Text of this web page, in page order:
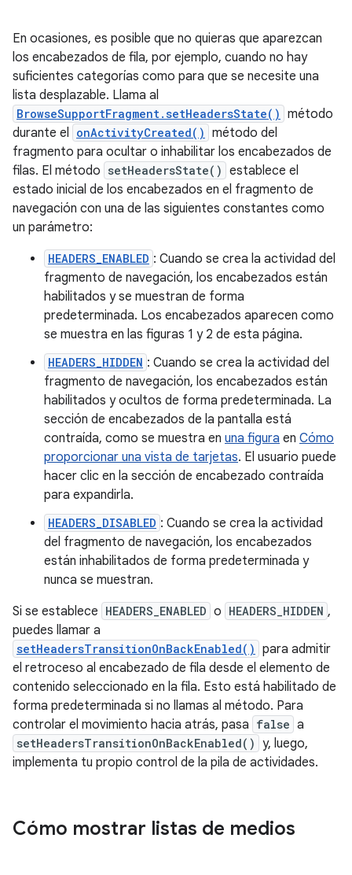
En ocasiones, es posible que no quieras que aparezcan
los encabezados de fila, por ejemplo, cuando no hay
suficientes categorías como para que se necesite una
lista desplazable. Llama al
BrowseSupportFragment.setHeadersState() método
durante el
onActivityCreated() método del
fragmento para ocultar o inhabilitar los encabezados de
filas. El método setHeadersState() establece el
estado inicial de los encabezados en el fragmento de
navegación con una de las siguientes constantes como
un parámetro:
HEADERS_ENABLED : Cuando se crea la actividad del
fragmento de navegación, los encabezados están
habilitados y se muestran de forma
predeterminada. Los encabezados aparecen como
se muestra en las figuras 1 y 2 de esta página.
HEADERS_HIDDEN : Cuando se crea la actividad del
fragmento de navegación, los encabezados están
habilitados y ocultos de forma predeterminada. La
sección de encabezados de la pantalla está
contraída, como se muestra en una figura en Cómo
proporcionar una vista de tarjetas. El usuario puede
hacer clic en la sección de encabezado contraída
para expandirla.
HEADERS_DISABLED : Cuando se crea la actividad
del fragmento de navegación, los encabezados
están inhabilitados de forma predeterminada y
nunca se muestran.
Si se establece HEADERS_ENABLED o HEADERS_HIDDEN ,
puedes llamar a
setHeadersTransitionOnBackEnabled() para admitir
el retroceso al encabezado de fila desde el elemento de
contenido seleccionado en la fila. Esto está habilitado de
forma predeterminada si no llamas al método. Para
controlar el movimiento hacia atrás, pasa false a
setHeadersTransitionOnBackEnabled() y, luego,
implementa tu propio control de la pila de actividades.
Cómo mostrar listas de medios